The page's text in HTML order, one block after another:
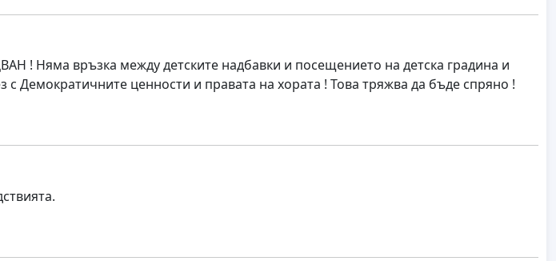
! Няма връзка между детските надбавки и посещението на детска градина и
Демократичните ценности и правата на хората ! Това тряжва да бъде спряно !